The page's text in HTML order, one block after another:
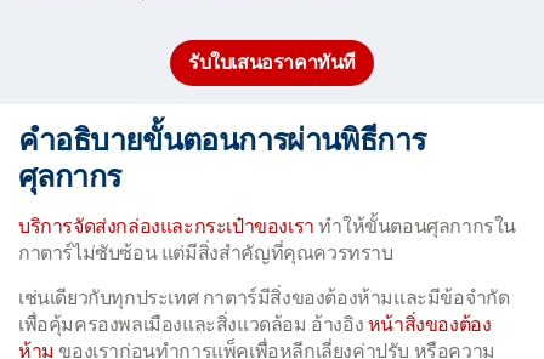
รับใบเสนอราคาทันที
คำอธิบายขั้นตอนการผ่านพิธีการ
ศุลกากร
บริการจัดส่งกล่องและกระเป๋าของเราทำให้ขั้นตอนศุลกากรใน
กาตาร์ไม่ซับซ้อน แต่มีสิ่งสำคัญที่คุณควรทราบ
เช่นเดียวกับทุกประเทศ กาตาร์มีสิ่งของต้องห้ามและมีข้อจำกัด
เพื่อคุ้มครองพลเมืองและสิ่งแวดล้อม อ้างอิงหน้าสิ่งของต้อง
ห้าม ของเราก่อนทำการแพ็คเพื่อหลีกเลี่ยงค่าปรับ หรือความ